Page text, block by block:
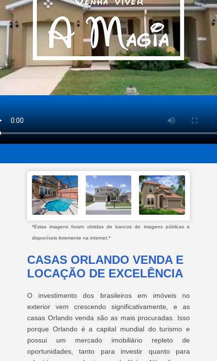
*Estas imagens foram obtidas de bancos de imagens públicas e
disponíveis livremente na internet.*
CASAS ORLANDO VENDA E
LOCAÇÃO DE EXCELÊNCIA
O investimento dos brasileiros em imóveis no
exterior vem crescendo significativamente, e as
casas Orlando venda são as mais procuradas. Isso
porque Orlando é a capital mundial do turismo e
possui um mercado imobiliário repleto de
oportunidades, tanto para investir quanto para